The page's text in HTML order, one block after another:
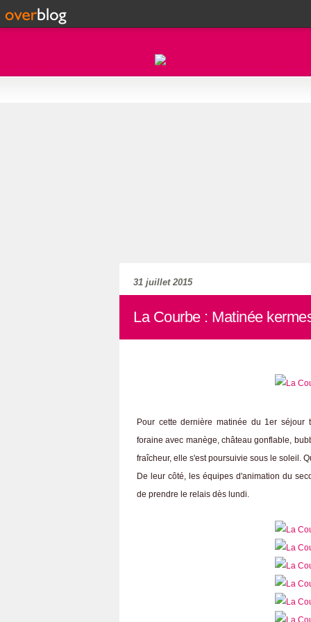
31 juillet 2015
La Courbe : Matinée
Pour cette dernière matinée du 1er
foraine avec manège, château gonflable,
fraîcheur, elle s'est poursuivie sous le soleil.
De leur côté, les équipes d'animation du
de prendre le relais dès lundi.